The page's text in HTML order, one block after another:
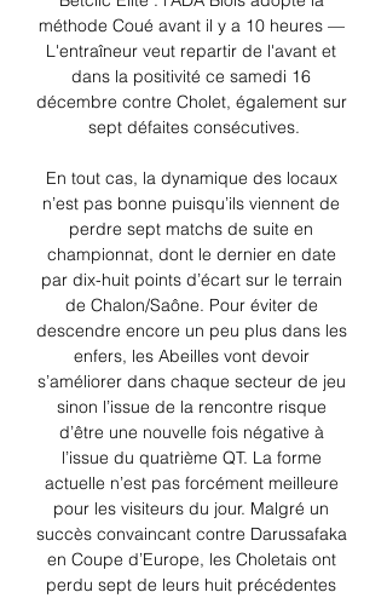
méthode Coué avant il y a 10 heures —
L'entraîneur veut repartir de l'avant et
dans la positivité ce samedi 16
décembre contre Cholet, également sur
sept défaites consécutives.
En tout cas, la dynamique des locaux
n’est pas bonne puisqu’ils viennent de
perdre sept matchs de suite en
championnat, dont le dernier en date
par dix-huit points d’écart sur le terrain
de Chalon/Saône. Pour éviter de
descendre encore un peu plus dans les
enfers, les Abeilles vont devoir
s’améliorer dans chaque secteur de jeu
sinon l’issue de la rencontre risque
d’être une nouvelle fois négative à
l’issue du quatrième QT. La forme
actuelle n’est pas forcément meilleure
pour les visiteurs du jour. Malgré un
succès convaincant contre Darussafaka
en Coupe d’Europe, les Choletais ont
perdu sept de leurs huit précédentes